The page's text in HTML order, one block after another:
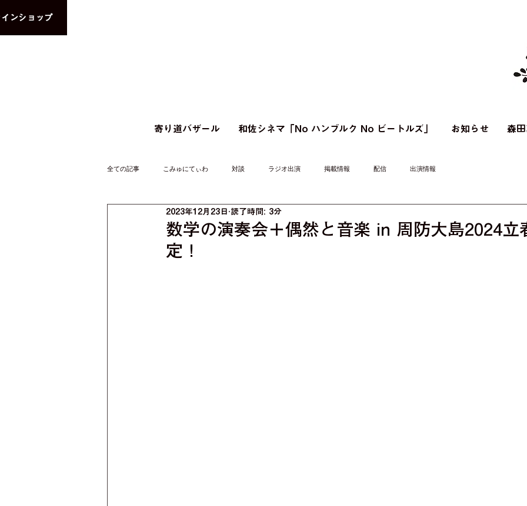
ンショップ
寄り道バザール 和佐シネマ「No ハンブルク No ビートルズ」 お知らせ 森
全ての記事 こみゅにてぃわ 対談 ラジオ出演 掲載情報 配信 出演情報
数学の演奏会＋偶然と音楽 in 周防大島2024立
定！
2023年12月23日 読了時間: 3分